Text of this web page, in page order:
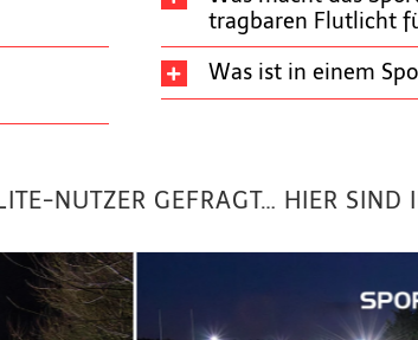
tragbaren Flutlicht
Was ist in einem
NUTZER GEFRAGT… HIER SIND